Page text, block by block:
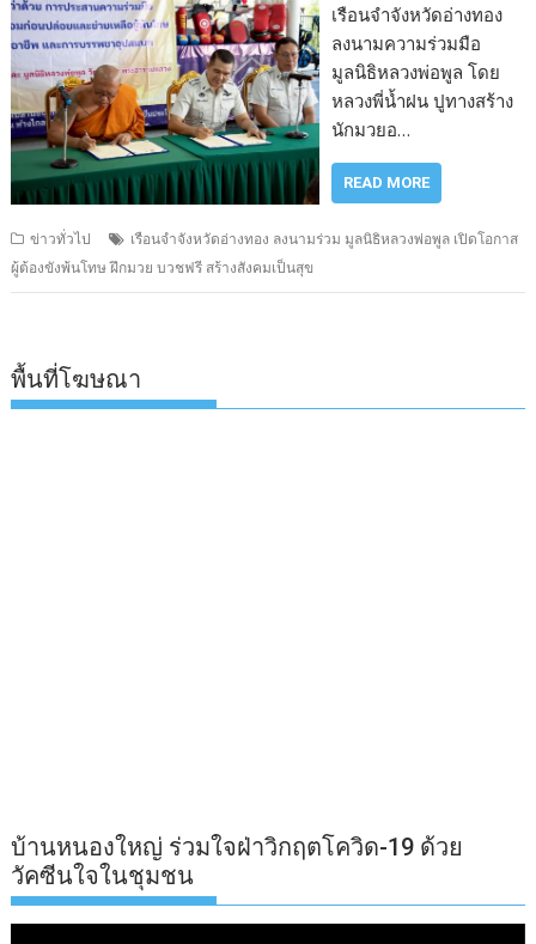
เรือนจำจังหวัดอ่างทอง
ลงนามความร่วมมือ
มูลนิธิหลวงพ่อพูล โดย
หลวงพี่น้ำฝน ปูทางสร้าง
นักมวยอ…
READ MORE
ข่าวทั่วไป
เรือนจำจังหวัดอ่างทอง ลงนามร่วม มูลนิธิหลวงพ่อพูล เปิดโอกาส
ผู้ต้องขังพ้นโทษ ฝึกมวย บวชฟรี สร้างสังคมเป็นสุข
พื้นที่โฆษณา
บ้านหนองใหญ่ ร่วมใจฝ่าวิกฤตโควิด-19 ด้วย
วัคซีนใจในชุมชน